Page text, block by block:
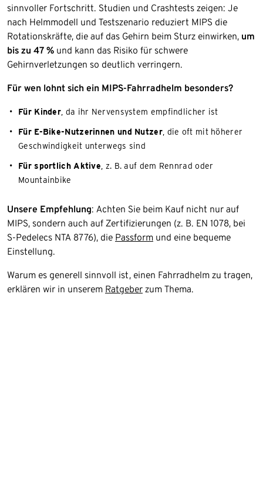
sinnvoller Fortschritt. Studien und Crashtests zeigen: Je
nach Helmmodell und Testszenario reduziert MIPS die
Rotationskräfte, die auf das Gehirn beim Sturz einwirken, um
bis zu 47 % und kann das Risiko für schwere
Gehirnverletzungen so deutlich verringern.
Für wen lohnt sich ein MIPS-Fahrradhelm besonders?
Für Kinder , da ihr Nervensystem empfindlicher ist
Für E-Bike-Nutzerinnen und Nutzer, die oft mit höherer
Geschwindigkeit unterwegs sind
Für sportlich Aktive , z. B. auf dem Rennrad oder
Mountainbike
Unsere Empfehlung: Achten Sie beim Kauf nicht nur auf
MIPS, sondern auch auf Zertifizierungen (z. B. EN 1078, bei
S-Pedelecs NTA 8776), die Passform und eine bequeme
Einstellung.
Warum es generell sinnvoll ist, einen Fahrradhelm zu tragen,
erklären wir in unserem Ratgeber zum Thema.